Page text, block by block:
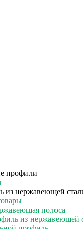
профили
из нержавеющей
полоса
из нержавеющей